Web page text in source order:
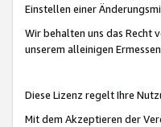
Einstellen einer
Wir behalten uns das Recht
unserem alleinigen
Diese Lizenz regelt Ihre
Mit dem Akzeptieren der